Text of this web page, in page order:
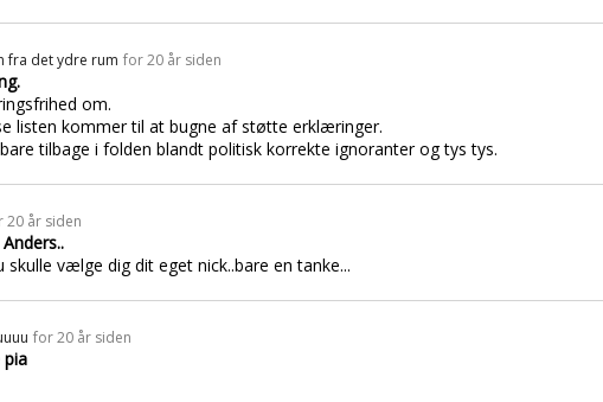
fra det ydre rum for 20 år siden
om.
listen kommer til at bugne af støtte erklæringer.
tilbage i folden blandt politisk korrekte ignoranter og tys tys.
20 år siden
skulle vælge dig dit eget nick..bare en tanke...
for 20 år siden
pia